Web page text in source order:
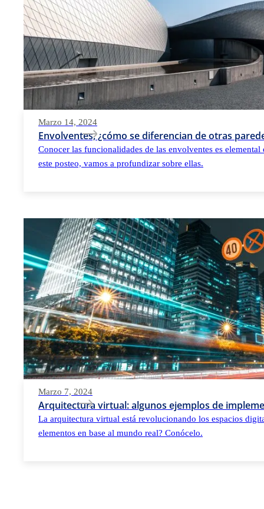
Marzo 14, 2024
Envolventes, ¿cómo se diferencian de otras
Conocer las funcionalidades de las envolventes es
este posteo, vamos a profundizar sobre ellas.
Marzo 7, 2024
Arquitectura virtual: algunos ejemplos de
La arquitectura virtual está revolucionando los espacios
elementos en base al mundo real? Conócelo.